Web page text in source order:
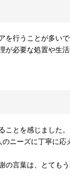
行うことが多いで
が必要な処置や生
とを感じました。
ニーズに丁寧に応
言葉は、とてもう